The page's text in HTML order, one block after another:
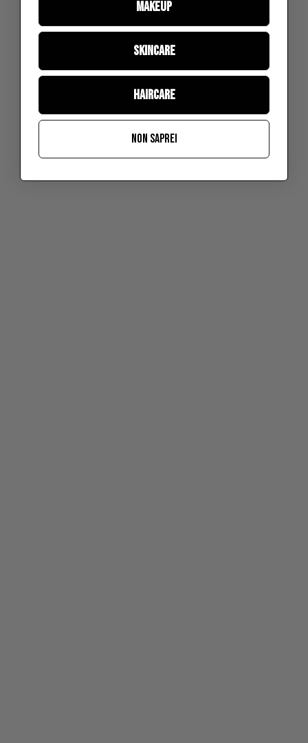
MAKEUP
SKINCARE
HAIRCARE
NON SAPREI